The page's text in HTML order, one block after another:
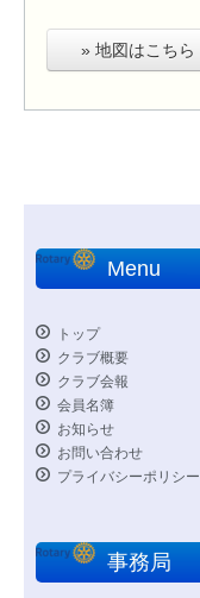
» 地図はこちら
Menu
トップ
クラブ概要
クラブ会報
会員名簿
お知らせ
お問い合わせ
プライバシーポリシー
事務局